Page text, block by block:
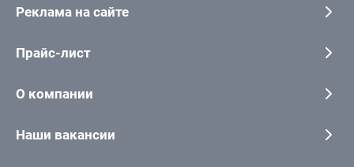
Реклама на сайте
Прайс-лист
О компании
Наши вакансии